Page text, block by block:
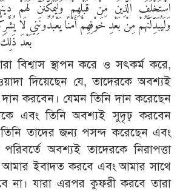
اسْتَخْلَفَ الَّذِينَ مِنْ قَبْلِهِمْ وَلَيُمَكِّنَنَّ لَهُمْ
وَلَيُبَدِّلَنَّهُمْ مِنْ بَعْدِ خَوْفِهِمْ أَمْنًا يَعْبُدُونَنِي لَا
بَعْدَ
বিশ্বাস স্থাপন করে ও সৎকর্ম করে,
দিয়েছেন যে, তাদেরকে অবশ্যই
করবেন। যেমন তিনি দান করেছেন
এবং তিনি অবশ্যই সুদৃঢ় করবেন
তিনি তাদের জন্য পসন্দ করেছেন এবং
অবশ্যই তাদেরকে নিরাপত্তা
আমার ইবাদত করবে এবং আমার সাথে
না। যারা এরপর কুফরী করবে তারা